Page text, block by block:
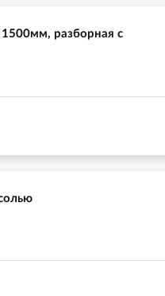
разборная с